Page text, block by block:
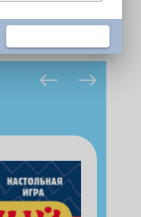
журнал" в
ПОДПИСАТЬСЯ